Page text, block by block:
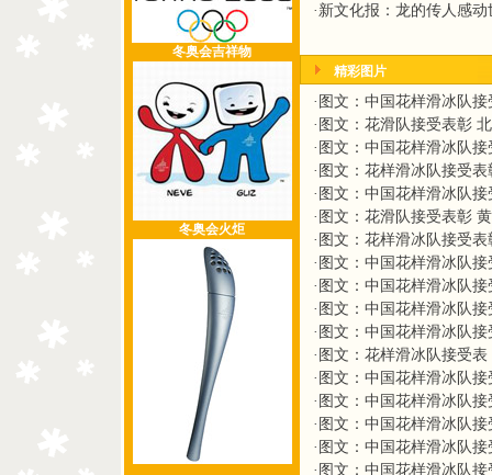
冬奥会吉祥物
冬奥会火炬
·新文化报：龙的传人感动
精彩图片
· 图文：中国花样滑冰队
· 图文：花滑队接受表彰
· 图文：中国花样滑冰队
· 图文：花样滑冰队接受
· 图文：中国花样滑冰队
· 图文：花滑队接受表彰
· 图文：花样滑冰队接受
· 图文：中国花样滑冰队
· 图文：中国花样滑冰队
· 图文：中国花样滑冰队
· 图文：中国花样滑冰队
· 图文：花样滑冰队接受
· 图文：中国花样滑冰队
· 图文：中国花样滑冰队
· 图文：中国花样滑冰队
· 图文：中国花样滑冰队
· 图文：中国花样滑冰队